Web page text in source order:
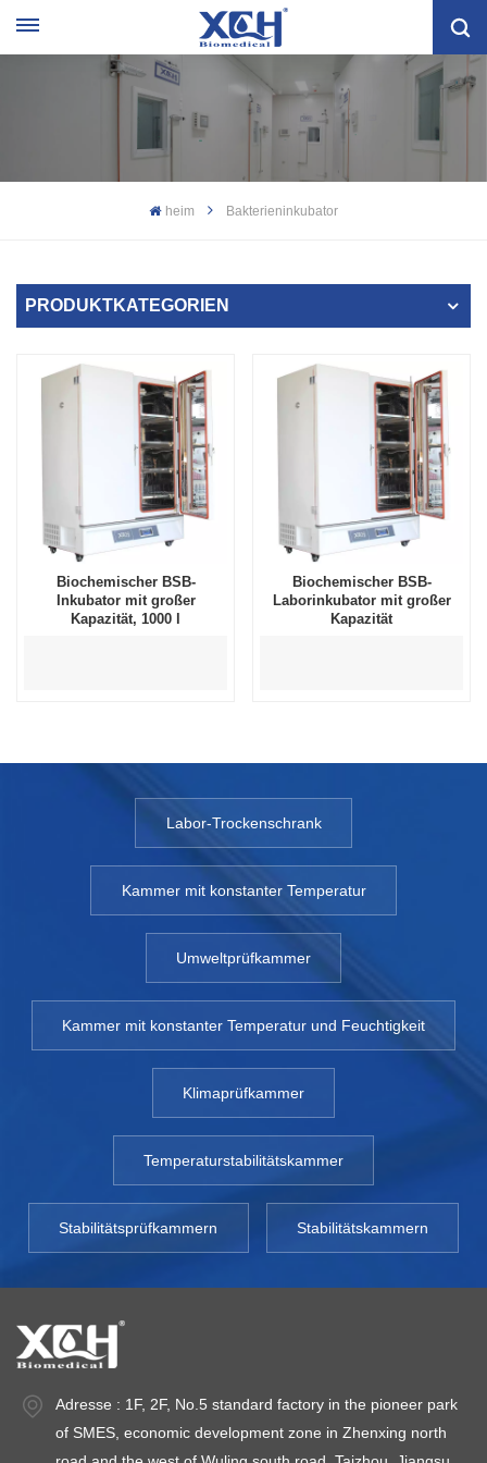
heim Bakterieninkubator
PRODUKTKATEGORIEN
Biochemischer BSB-
Inkubator mit großer
Kapazität, 1000 l
Biochemischer BSB-
Laborinkubator mit großer
Kapazität
Labor-Trockenschrank
Kammer mit konstanter Temperatur
Umweltprüfkammer
Kammer mit konstanter Temperatur und Feuchtigkeit
Klimaprüfkammer
Temperaturstabilitätskammer
Stabilitätsprüfkammern Stabilitätskammern
Adresse : 1F, 2F, No.5 standard factory in the pioneer park
of SMES, economic development zone in Zhenxing north